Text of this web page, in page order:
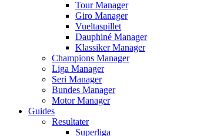
Tour Manager
Giro Manager
Vueltaspillet
Dauphiné Manager
Klassiker Manager
Champions Manager
Liga Manager
Seri Manager
Bundes Manager
Motor Manager
Guides
Resultater
Superliga